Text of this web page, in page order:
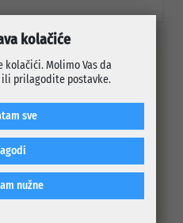
Efendić
rada Službe za civilnu
navedenih kontakt
kolačiće
kolačići. Molimo Vas da
ili prilagodite postavke.
nužne
sve